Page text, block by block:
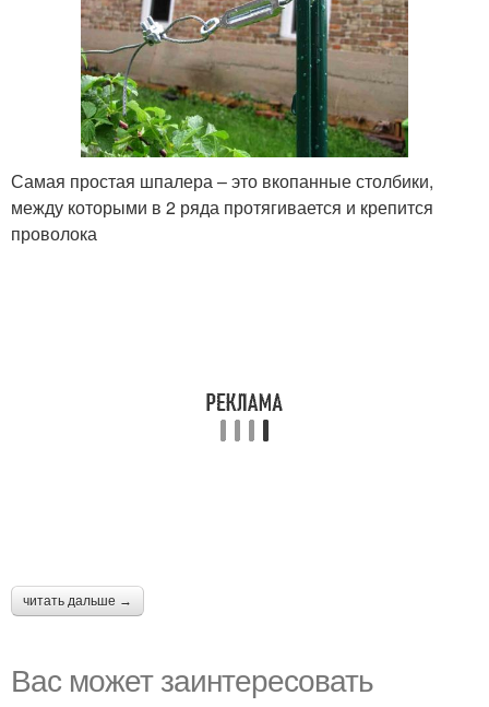
Самая простая шпалера – это вкопанные столбики,
между которыми в 2 ряда протягивается и крепится
проволока
читать дальше →
Вас может заинтересовать